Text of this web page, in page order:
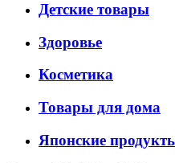
Детские товары
Здоровье
Косметика
Товары для дома
Японские